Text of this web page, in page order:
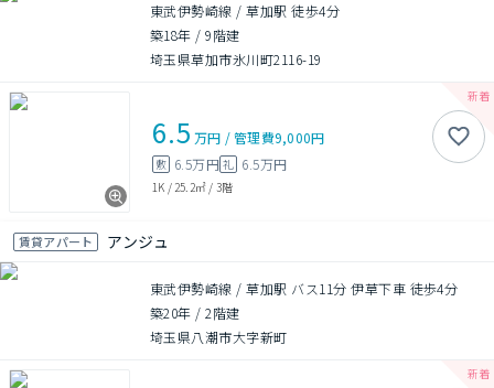
東武伊勢崎線 / 草加駅 徒歩4分
築18年 /9階建
埼玉県草加市氷川町2116-19
6.5 万円 /管理費9,000円
敷 6.5万円礼 6.5万円
1K / 25.2㎡ / 3階
賃貸アパート アンジュ
東武伊勢崎線 / 草加駅 バス11分 伊草下車 徒歩4分
築20年 /2階建
埼玉県八潮市大字新町